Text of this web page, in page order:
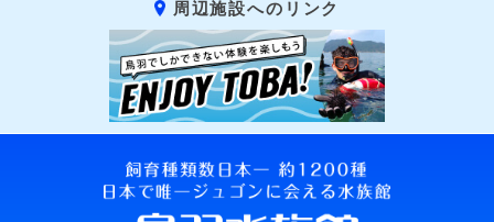
周辺施設へのリンク